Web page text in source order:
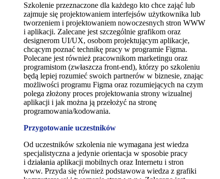
Szkolenie przeznaczone dla każdego kto chce zająć lub
zajmuje się projektowaniem interfejsów użytkownika lub
tworzeniem i projektowaniem nowoczesnych stron WWW
i aplikacji. Zalecane jest szczególnie grafikom oraz
designerom UI/UX, osobom projektującym aplikacje,
chcącym poznać technikę pracy w programie Figma.
Polecane jest również pracownikom marketingu oraz
programistom (zwłaszcza front-end), którzy po szkoleniu
będą lepiej rozumieć swoich partnerów w biznesie, znając
możliwości programu Figma oraz rozumiejących na czym
polega złożony proces projektowania strony wizualnej
aplikacji i jak można ją przełożyć na stronę
programowania/kodowania.
Przygotowanie uczestników
Od uczestników szkolenia nie wymagana jest wiedza
specjalistyczna a jedynie orientacja w sposobie pracy
i działania aplikacji mobilnych oraz Internetu i stron
www. Przyda się również podstawowa wiedza z grafiki